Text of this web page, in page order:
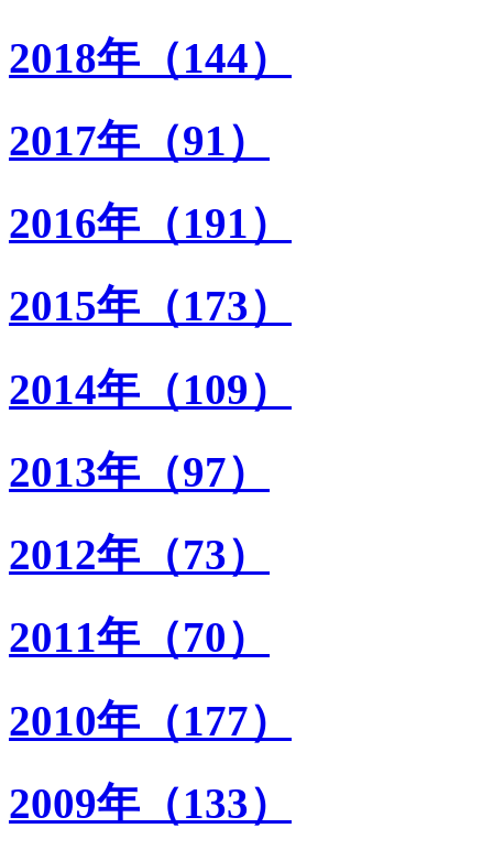
2018年（144）
2017年（91）
2016年（191）
2015年（173）
2014年（109）
2013年（97）
2012年（73）
2011年（70）
2010年（177）
2009年（133）